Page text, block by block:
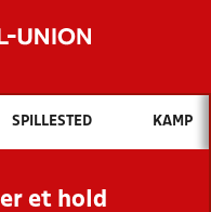
Hvad vil du søge efter?
OG NYHEDER
KLUBBER OG
SPILLESTED KAMP
et hold